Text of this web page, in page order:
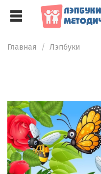
Главная Лэпбуки